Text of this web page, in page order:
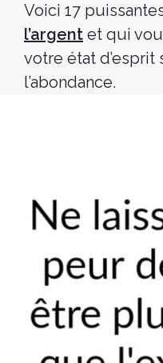
Voici 17
l’argent et qui
votre état d’esprit
l’abondance.